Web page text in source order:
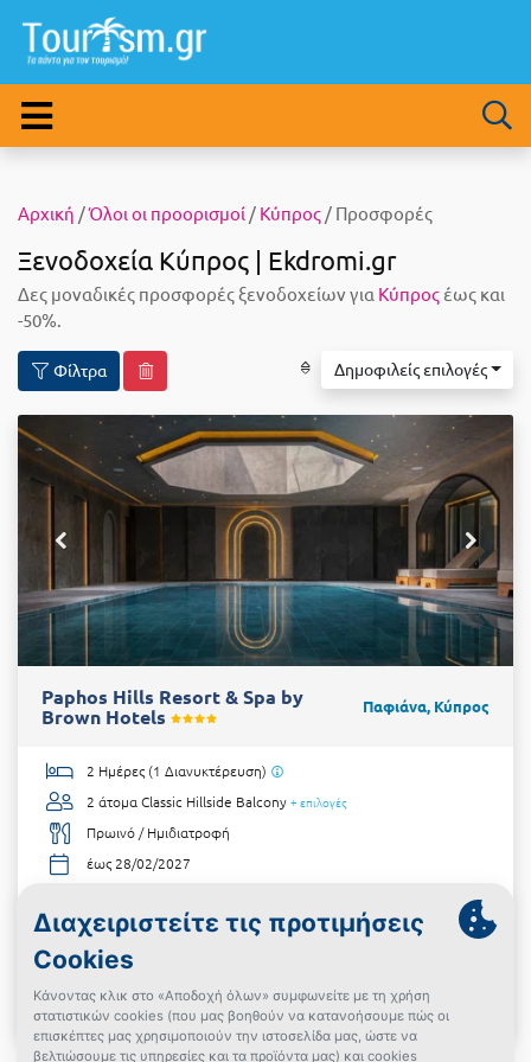
Αρχική /Όλοι οι προορισμοί / Κύπρος / Προσφορές
Ξενοδοχεία Κύπρος | Ekdromi.gr
Δες μοναδικές προσφορές ξενοδοχείων για Κύπρος έως και
-50%.
Φίλτρα Δημοφιλείς επιλογές
Paphos Hills Resort & Spa by
Brown Hotels
Παφιάνα, Κύπρος
2 Ημέρες (1 Διανυκτέρευση)
2 άτομα Classic Hillside Balcony + επιλογές
Πρωινό / Ημιδιατροφή
έως 28/02/2027
Υπέροχη Τοποθεσία!
από€128
Powered By